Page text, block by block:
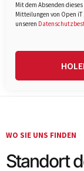
Mit dem Absenden
Mitteilungen von Open
unseren
WO SIE UNS FINDEN
Standort